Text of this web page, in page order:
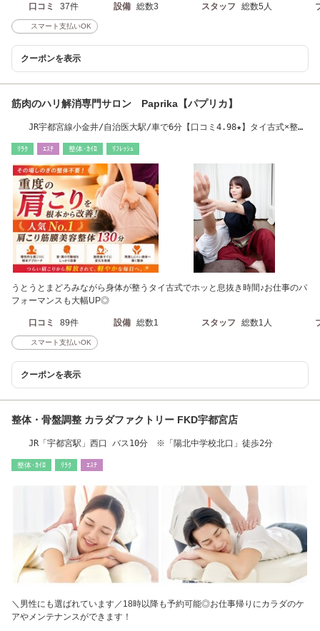
口コミ 37件 設備 総数3 スタッフ 総数5人
スマート支払いOK
クーポンを表示
筋肉のハリ解消専門サロン Paprika【パプリカ】
JR宇都宮線小金井/自治医大駅/車で6分【口コミ4.98★】タイ古式×整体
ﾘﾗｸ ｴｽﾃ 整体･ｶｲﾛ ﾘﾌﾚｯｼｭ
うとうとまどろみながら身体が整うタイ古式でホッと息抜き時間♪お仕事のパ
フォーマンスも大幅UP◎
口コミ 89件 設備 総数1 スタッフ 総数1人
スマート支払いOK
クーポンを表示
整体・骨盤調整 カラダファクトリー FKD宇都宮店
JR「宇都宮駅」西口 バス10分 ※「陽北中学校北口」徒歩2分
整体･ｶｲﾛ ﾘﾗｸ ｴｽﾃ
＼男性にも選ばれています／18時以降も予約可能◎お仕事帰りにカラダのケ
アやメンテナンスができます！